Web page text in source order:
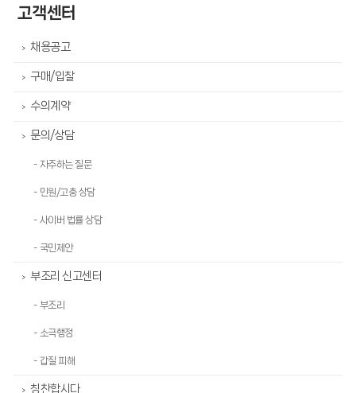
고객센터
> 채용공고
> 구매/입찰
> 수의계약
> 문의/상담
- 자주하는 질문
- 민원/고충 상담
- 사이버 법률 상담
- 국민제안
> 부조리 신고센터
- 부조리
- 소극행정
- 갑질 피해
> 칭찬합시다